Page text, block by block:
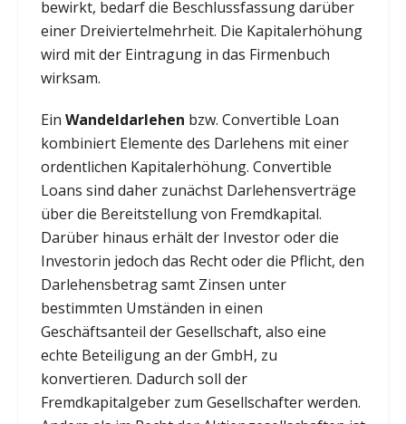
bewirkt, bedarf die Beschlussfassung darüber
einer Dreiviertelmehrheit. Die Kapitalerhöhung
wird mit der Eintragung in das Firmenbuch
wirksam.
Ein Wandeldarlehen bzw. Convertible Loan
kombiniert Elemente des Darlehens mit einer
ordentlichen Kapitalerhöhung. Convertible
Loans sind daher zunächst Darlehensverträge
über die Bereitstellung von Fremdkapital.
Darüber hinaus erhält der Investor oder die
Investorin jedoch das Recht oder die Pflicht, den
Darlehensbetrag samt Zinsen unter
bestimmten Umständen in einen
Geschäftsanteil der Gesellschaft, also eine
echte Beteiligung an der GmbH, zu
konvertieren. Dadurch soll der
Fremdkapitalgeber zum Gesellschafter werden.